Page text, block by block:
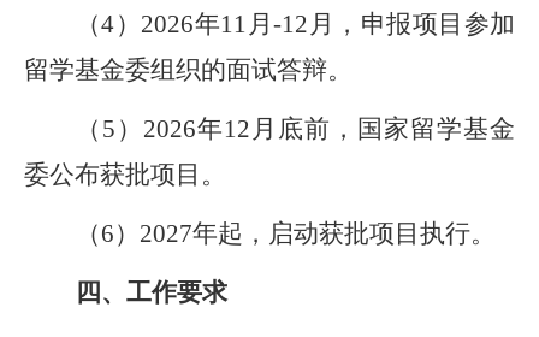
（4） 2026年11 月-12 月，申报项目参加
留学基金委组织的面试答辩。
（ 5 ） 2026年12 月底前，国家留学基金
委公布获批项目。
（6） 2027年起，启动获批项目执行。
四、工作要求